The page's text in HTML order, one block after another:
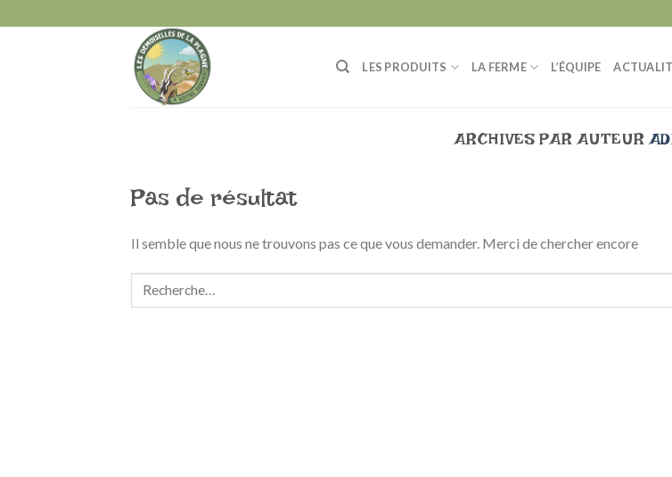
to
LES PRODUITS LA FERME L’ÉQUIPE
ARCHIVES PAR AUTEUR
Pas de résultat
Il semble que nous ne trouvons pas ce que vous demander. Merci de chercher encore